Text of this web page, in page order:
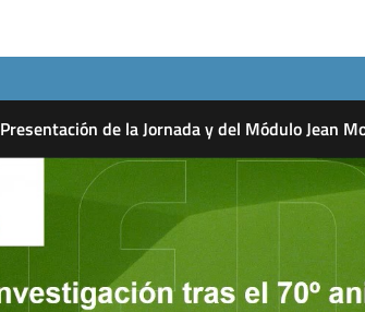
Presentación de la Jornada y del Módulo Jean